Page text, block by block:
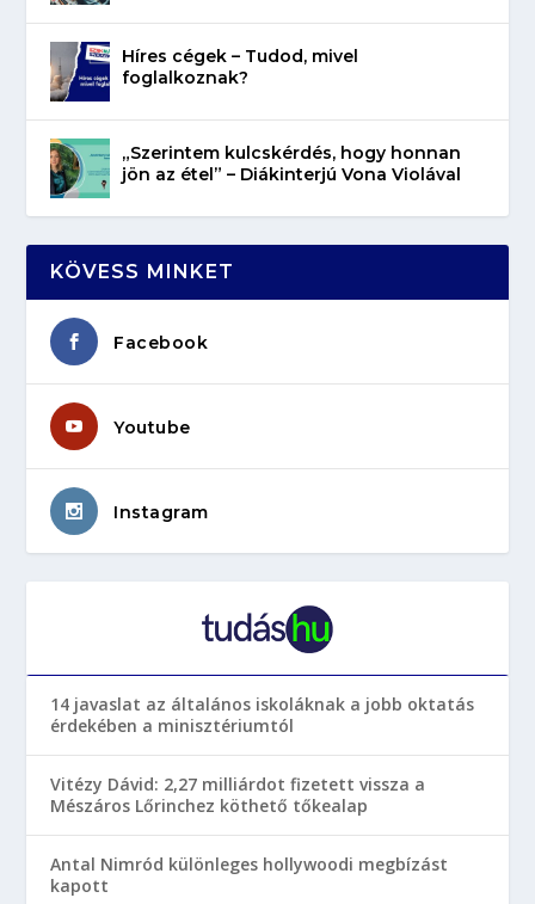
Híres cégek – Tudod, mivel
foglalkoznak?
„Szerintem kulcskérdés, hogy honnan
jön az étel” – Diákinterjú Vona Violával
KÖVESS MINKET
Facebook
Youtube
Instagram
14 javaslat az általános iskoláknak a jobb oktatás
érdekében a minisztériumtól
Vitézy Dávid: 2,27 milliárdot fizetett vissza a
Mészáros Lőrinchez köthető tőkealap
Antal Nimród különleges hollywoodi megbízást
kapott